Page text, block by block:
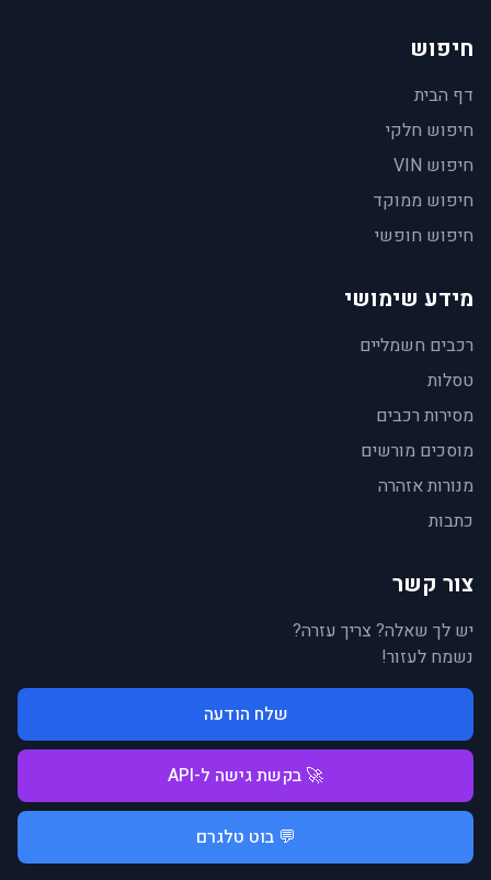
חיפוש
דף הבית
חיפוש חלקי
חיפוש VIN
חיפוש ממוקד
חיפוש חופשי
מידע שימושי
רכבים חשמליים
טסלות
מסירות רכבים
מוסכים מורשים
מנורות אזהרה
כתבות
צור קשר
יש לך שאלה? צריך עזרה?
נשמח לעזור!
שלח הודעה
🚀 בקשת גישה ל-API
💬 בוט טלגרם